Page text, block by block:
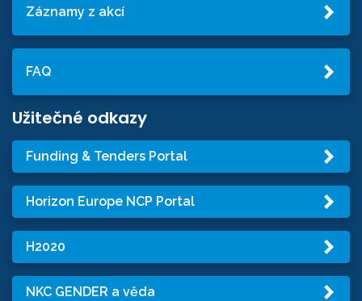
Záznamy z akcí
FAQ
Užitečné odkazy
Funding & Tenders Portal
Horizon Europe NCP Portal
H2020
NKC GENDER a věda